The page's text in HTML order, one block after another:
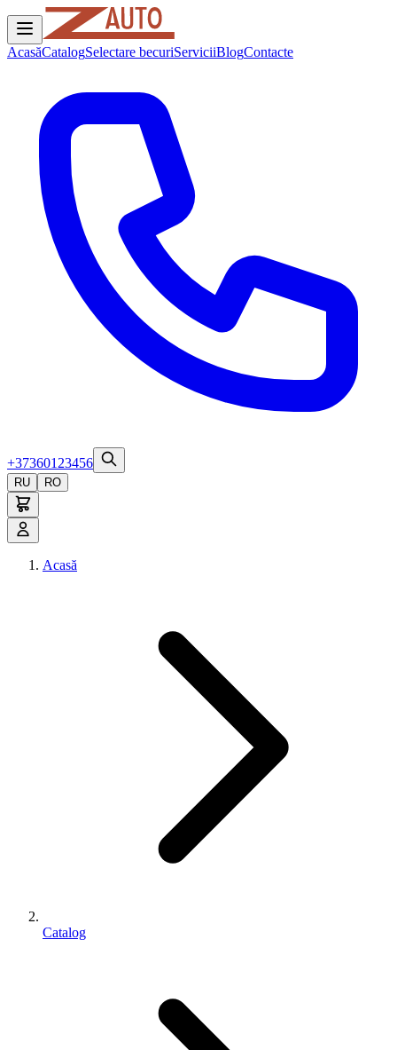
AcasăCatalogSelectare becuriServiciiBlogContacte
+37360123456
RU RO
Acasă
Catalog